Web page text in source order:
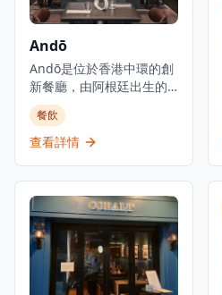
Andō
Andō是位於香港中環的創
新餐廳，由阿根廷出生的
主廚Agustin Balbi主理，
他將來自家鄉阿根廷的風
味與在日本受訓時學到的
程的實現，融合了他從小
熟悉的味道和在亞洲體驗
到的風味。位於中環心臟
地帶的Andō提供個人化品
嚐菜單，帶領食客踏上融
合阿根廷、日本和一些西
餐飲
查看詳情